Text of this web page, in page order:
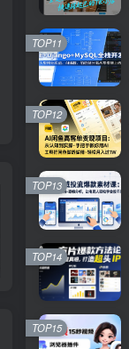
AI提效手册-豆包即梦剪映飞书扣子，5合1精讲实操指南，30+常见职场案例拿来即用
TOP11
TOP12
TOP13
TOP14
TOP15